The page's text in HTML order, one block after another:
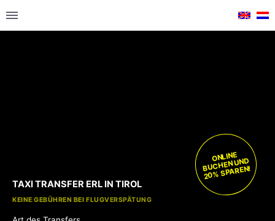
KOSTENLOSE KINDERSITZE
KEINE GEBÜHREN BEI FLUGVERSPÄTUNG
TAXI TRANSFER ERL IN TIROL
ONLINE
BUCHEN UND
20% SPAREN!